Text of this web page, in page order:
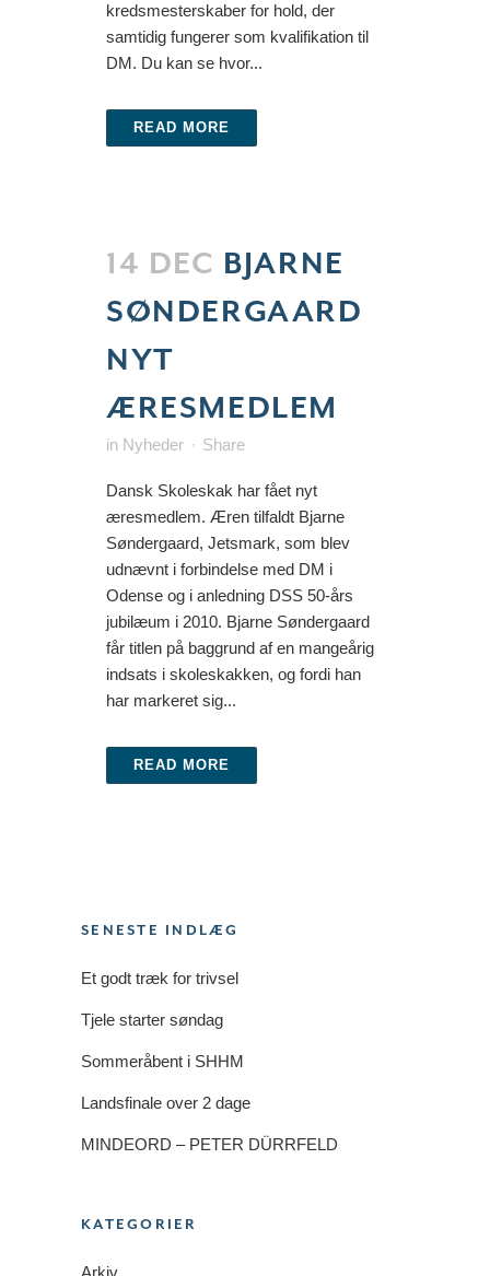
kredsmesterskaber for hold, der
samtidig fungerer som kvalifikation til
DM. Du kan se hvor...
READ MORE
14 DEC BJARNE
SØNDERGAARD
NYT
ÆRESMEDLEM
in Nyheder Share
Dansk Skoleskak har fået nyt
æresmedlem. Æren tilfaldt Bjarne
Søndergaard, Jetsmark, som blev
udnævnt i forbindelse med DM i
Odense og i anledning DSS 50-års
jubilæum i 2010. Bjarne Søndergaard
får titlen på baggrund af en mangeårig
indsats i skoleskakken, og fordi han
har markeret sig...
READ MORE
SENESTE INDLÆG
Et godt træk for trivsel
Tjele starter søndag
Sommeråbent i SHHM
Landsfinale over 2 dage
MINDEORD – PETER DÜRRFELD
KATEGORIER
Arkiv